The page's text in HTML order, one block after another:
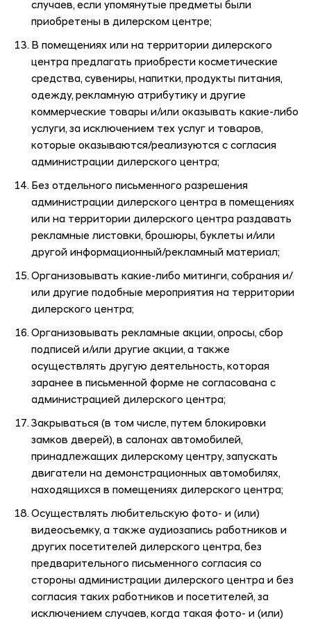
случаев, если упомянутые предметы были
приобретены в дилерском центре;
В помещениях или на территории дилерского
центра предлагать приобрести косметические
средства, сувениры, напитки, продукты питания,
одежду, рекламную атрибутику и другие
коммерческие товары и/или оказывать какие-либо
услуги, за исключением тех услуг и товаров,
которые оказываются/реализуются с согласия
администрации дилерского центра;
Без отдельного письменного разрешения
администрации дилерского центра в помещениях
или на территории дилерского центра раздавать
рекламные листовки, брошюры, буклеты и/или
другой информационный/рекламный материал;
Организовывать какие-либо митинги, собрания и/
или другие подобные мероприятия на территории
дилерского центра;
Организовывать рекламные акции, опросы, сбор
подписей и/или другие акции, а также
осуществлять другую деятельность, которая
заранее в письменной форме не согласована с
администрацией дилерского центра;
Закрываться (в том числе, путем блокировки
замков дверей), в салонах автомобилей,
принадлежащих дилерскому центру, запускать
двигатели на демонстрационных автомобилях,
находящихся в помещениях дилерского центра;
Осуществлять любительскую фото- и (или)
видеосъемку, а также аудиозапись работников и
других посетителей дилерского центра, без
предварительного письменного согласия со
стороны администрации дилерского центра и без
согласия таких работников и посетителей, за
исключением случаев, когда такая фото- и (или)